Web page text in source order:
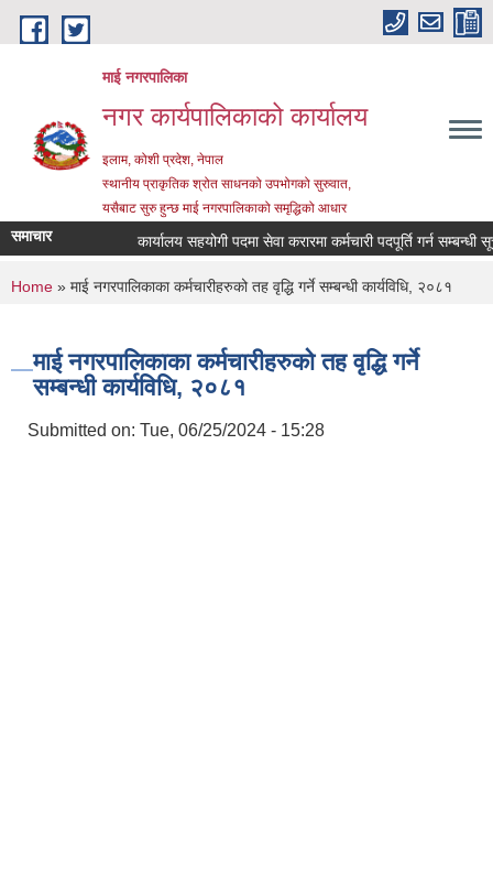
Skip to main content
माई नगरपालिका
नगर कार्यपालिकाको कार्यालय
इलाम, कोशी प्रदेश, नेपाल
स्थानीय प्राकृतिक श्रोत साधनको उपभोगको सुरुवात,
यसैबाट सुरु हुन्छ माई नगरपालिकाको समृद्धिको आधार
समाचार कार्यालय सहयोगी पदमा सेवा करारमा कर्मचारी पदपूर्ति गर्न सम्बन्धी सूचना
You are here
Home » माई नगरपालिकाका कर्मचारीहरुको तह वृद्धि गर्ने सम्बन्धी कार्यविधि, २०८१
माई नगरपालिकाका कर्मचारीहरुको तह वृद्धि गर्ने
सम्बन्धी कार्यविधि, २०८१
Submitted on: Tue, 06/25/2024 - 15:28